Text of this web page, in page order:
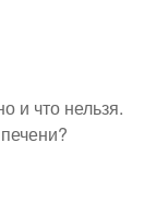
и что нельзя.